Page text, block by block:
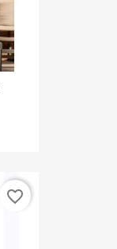
favorite_border